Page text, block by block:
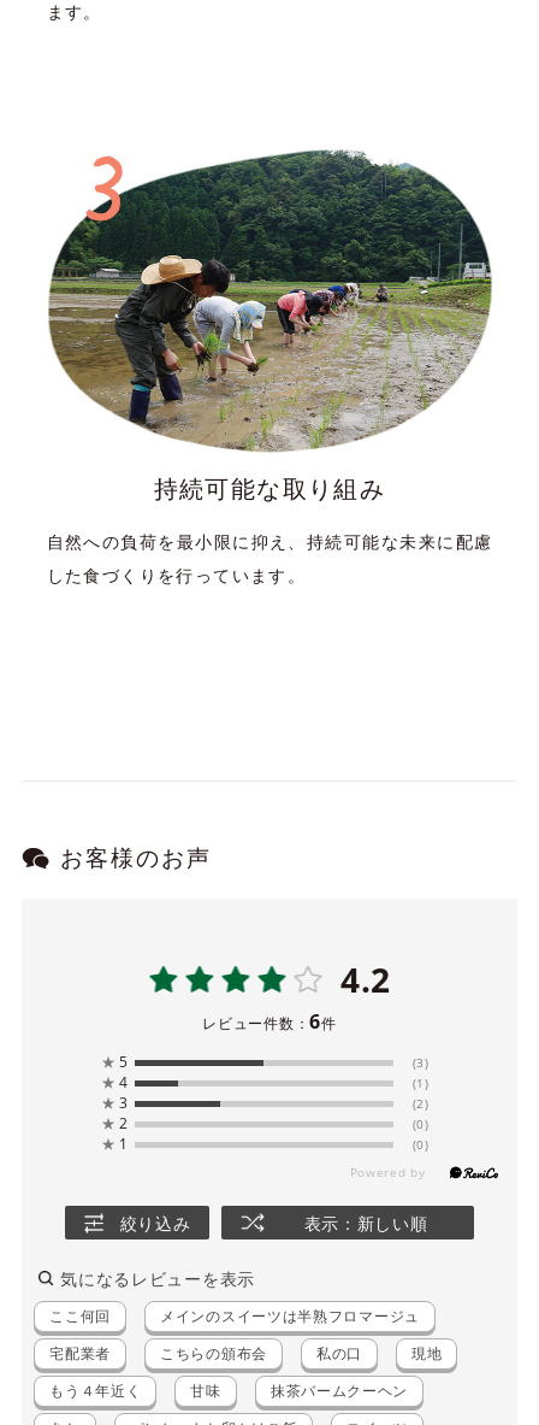
ます。
持続可能な取り組み
自然への負荷を最小限に抑え、持続可能な未来に配慮
した食づくりを行っています。
お客様のお声
4.2
レビュー件数：6件
★ 5 (3)
★ 4 (1)
★ 3 (2)
★ 2 (0)
★ 1 (0)
絞り込み 表示：新しい順
気になるレビューを表示
ここ何回 メインのスイーツは半熟フロマージュ
宅配業者 こちらの頒布会 私の口 現地
もう４年近く 甘味 抹茶バームクーヘン